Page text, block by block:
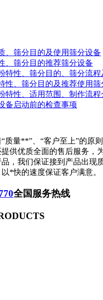
、筛分目的及使用筛分设备
、筛分目的推荐筛分设备
特性、筛分目的、筛分流程
性、筛分目的及推荐使用筛
特性、适用范围、制作流程
备启动前的检查事项
质量**”、“客户至上”的原
供优质全面的售后服务，
，我们保证接到产品出现
*快的速度保证客户满意。
全国服务热线